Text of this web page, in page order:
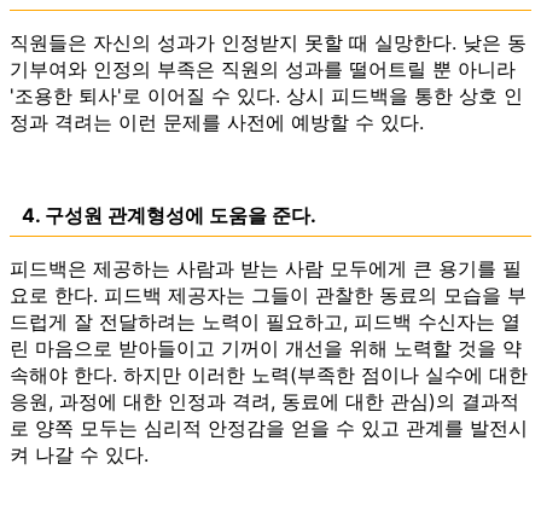
직원들은 자신의 성과가 인정받지 못할 때 실망한다. 낮은 동
기부여와 인정의 부족은 직원의 성과를 떨어트릴 뿐 아니라
'조용한 퇴사'로 이어질 수 있다. 상시 피드백을 통한 상호 인
정과 격려는 이런 문제를 사전에 예방할 수 있다.
4. 구성원 관계형성에 도움을 준다.
피드백은 제공하는 사람과 받는 사람 모두에게 큰 용기를 필
요로 한다. 피드백 제공자는 그들이 관찰한 동료의 모습을 부
드럽게 잘 전달하려는 노력이 필요하고, 피드백 수신자는 열
린 마음으로 받아들이고 기꺼이 개선을 위해 노력할 것을 약
속해야 한다. 하지만 이러한 노력(부족한 점이나 실수에 대한
응원, 과정에 대한 인정과 격려, 동료에 대한 관심)의 결과적
로 양쪽 모두는 심리적 안정감을 얻을 수 있고 관계를 발전시
켜 나갈 수 있다.